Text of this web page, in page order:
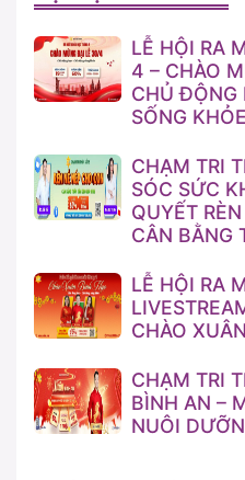
LỄ HỘI RA
4 – CHÀO
CHỦ ĐỘNG
SỐNG KHỎE
CHẠM TRI
SÓC SỨC
QUYẾT
CÂN BẰNG
LỄ HỘI RA
CHÀO XUÂN
CHẠM TRI
BÌNH AN –
NUÔI